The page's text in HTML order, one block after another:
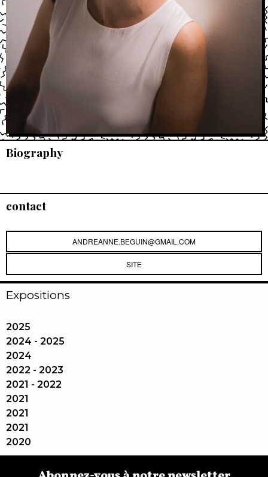
Biography
contact
ANDREANNE.BEGUIN@GMAIL.COM
SITE
Expositions
2025
2024 - 2025
2024
2022 - 2023
2021 - 2022
2021
2021
2021
2020